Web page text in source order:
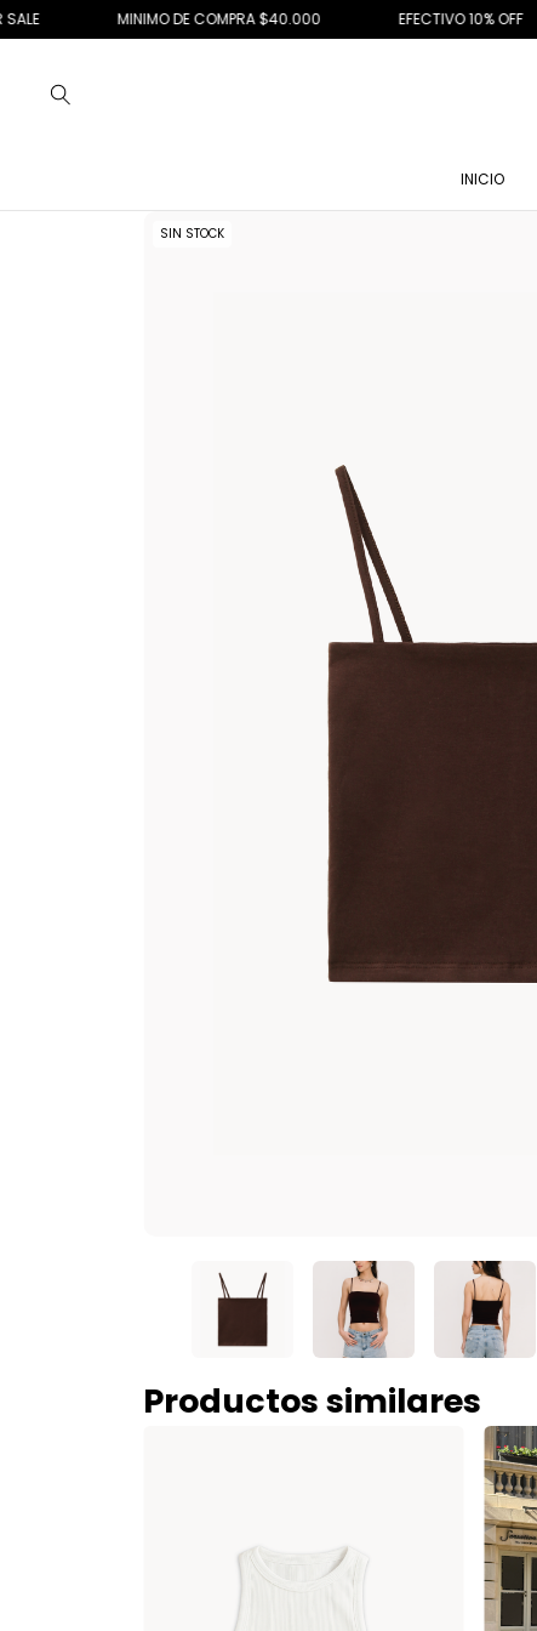
MINIMO DE COMPRA $40.000 EFECTIVO 10% OFF
INICIO
SIN STOCK
Productos similares